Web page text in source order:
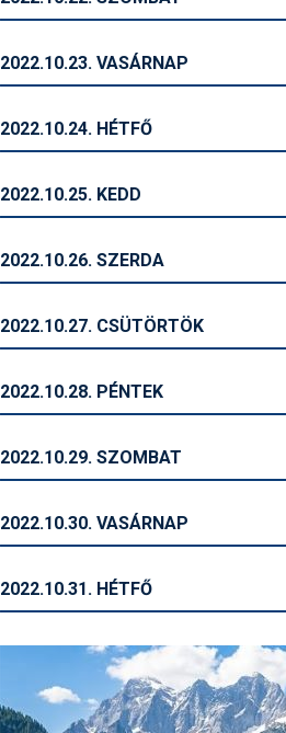
2022.10.23. VASÁRNAP
2022.10.24. HÉTFŐ
2022.10.25. KEDD
2022.10.26. SZERDA
2022.10.27. CSÜTÖRTÖK
2022.10.28. PÉNTEK
2022.10.29. SZOMBAT
2022.10.30. VASÁRNAP
2022.10.31. HÉTFŐ